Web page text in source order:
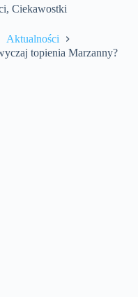
, Ciekawostki
Aktualności
topienia Marzanny?